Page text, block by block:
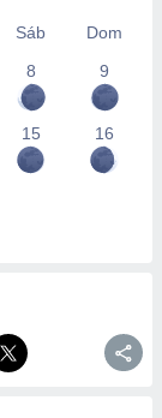
Sáb
Dom
8
9
15 16